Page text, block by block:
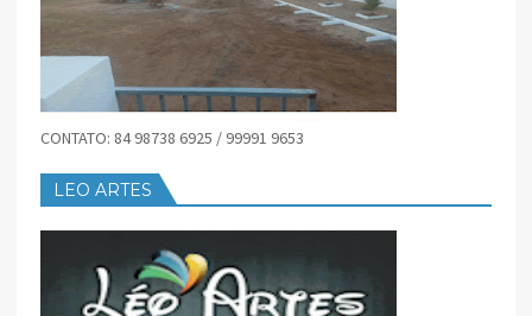
CONTATO: 84 98738 6925 / 99991 9653
LEO ARTES